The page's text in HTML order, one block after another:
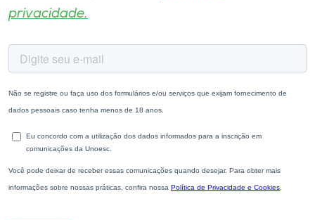
privacidade.